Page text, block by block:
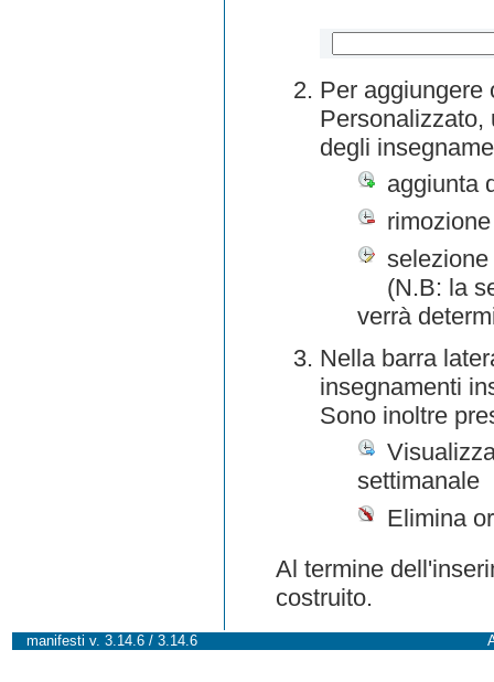
Per aggiungere
Personalizzato,
degli
aggiunta
(N.B: la
verrà
Nella barra
insegnamenti
Sono inoltre
settimanale
Elimina
Al termine
costruito.
manifesti v. 3.14.6 / 3.14.6